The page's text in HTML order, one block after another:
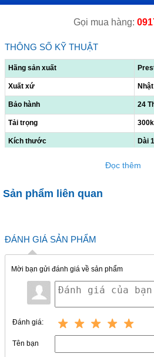
Gọi mua hàng:
THÔNG SỐ KỸ THUẬT
Hãng sản xuất
Xuất xứ
Bảo hành 24
Tải trọng
Kích thước Dài
Chiều cao so với mặt sàn
Đọc thêm
Sản phẩm liên quan
ĐÁNH GIÁ SẢN PHẨM
Mời bạn gửi đánh giá về sản phẩm
Đánh giá:
Tên bạn